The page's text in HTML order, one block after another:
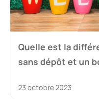
Quelle est la
sans dépôt et un
23 octobre 2023